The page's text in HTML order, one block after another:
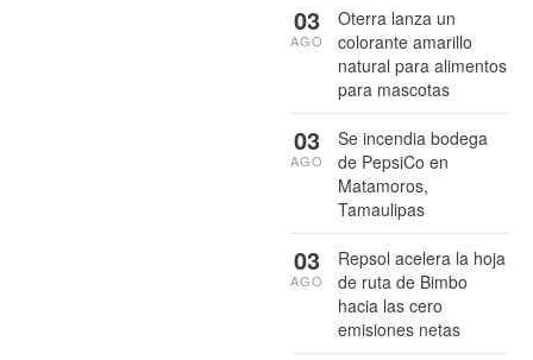
Oterra lanza un
colorante amarillo
natural para alimentos
para mascotas
03
AGO
Se incendia bodega
de PepsiCo en
Matamoros,
Tamaulipas
03
AGO
Repsol acelera la hoja
de ruta de Bimbo
hacia las cero
emisiones netas
03
AGO